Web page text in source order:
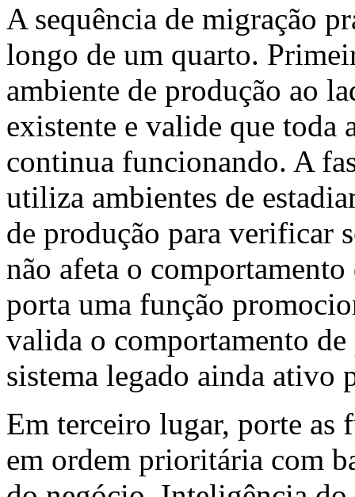
A sequência de migração
longo de um quarto.
ambiente de produção ao
existente e valide que toda
continua funcionando. A
utiliza ambientes de
de produção para verificar
não afeta o
porta uma função
valida o comportamento
sistema legado ainda ativo
Em terceiro lugar, porte as
em ordem prioritária com